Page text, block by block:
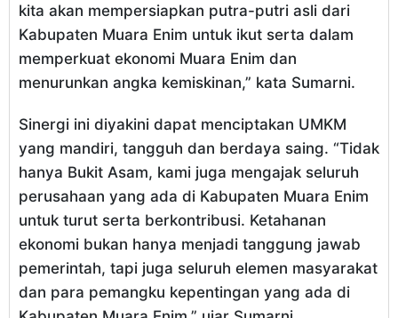
kita akan mempersiapkan putra-putri asli dari
Kabupaten Muara Enim untuk ikut serta dalam
memperkuat ekonomi Muara Enim dan
menurunkan angka kemiskinan,” kata Sumarni.
Sinergi ini diyakini dapat menciptakan UMKM
yang mandiri, tangguh dan berdaya saing. “Tidak
hanya Bukit Asam, kami juga mengajak seluruh
perusahaan yang ada di Kabupaten Muara Enim
untuk turut serta berkontribusi. Ketahanan
ekonomi bukan hanya menjadi tanggung jawab
pemerintah, tapi juga seluruh elemen masyarakat
dan para pemangku kepentingan yang ada di